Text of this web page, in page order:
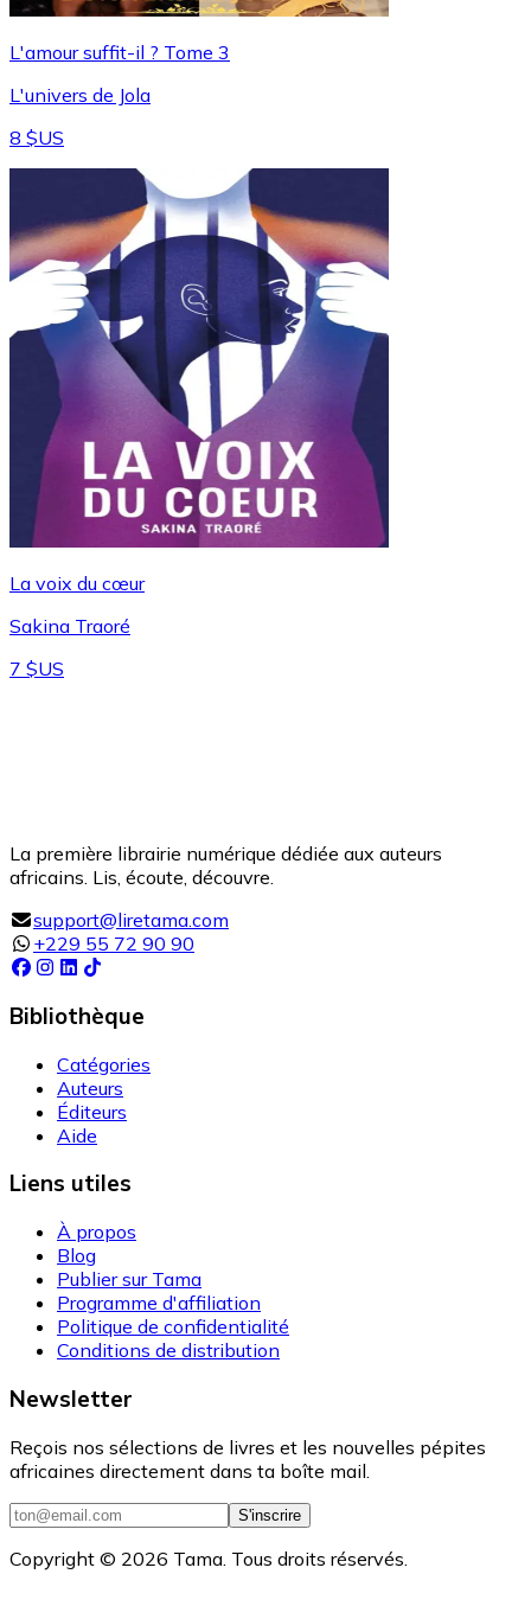
L'amour suffit-il ? Tome 3
L'univers de Jola
8 $US
La voix du cœur
Sakina Traoré
7 $US
La première librairie numérique dédiée aux auteurs
africains. Lis, écoute, découvre.
support@liretama.com
+229 55 72 90 90
Bibliothèque
Catégories
Auteurs
Éditeurs
Aide
Liens utiles
À propos
Blog
Publier sur Tama
Programme d'affiliation
Politique de confidentialité
Conditions de distribution
Newsletter
Reçois nos sélections de livres et les nouvelles pépites
africaines directement dans ta boîte mail.
S'inscrire
Copyright © 2026 Tama. Tous droits réservés.